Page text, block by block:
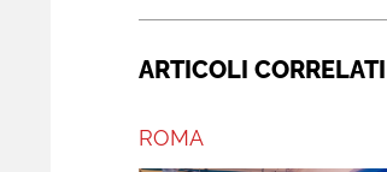
ARTICOLI CORRELATI
ROMA